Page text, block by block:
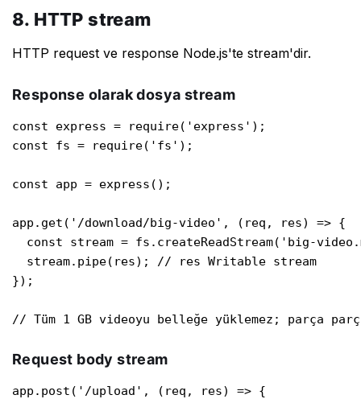
8. HTTP stream
HTTP request ve response Node.js'te stream'dir.
Response olarak dosya stream
const express = require('express');
const fs = require('fs');
const app = express();
app.get('/download/big-video', (req, res) => {
const stream = fs.createReadStream('big-
  stream.pipe(res); // res Writable stream
});
// Tüm 1 GB videoyu belleğe yüklemez; parça
Request body stream
app.post('/upload', (req, res) => {